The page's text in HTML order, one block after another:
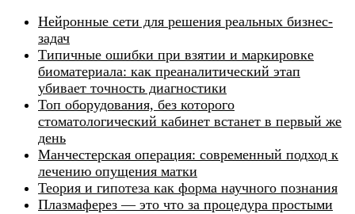
Нейронные сети для решения реальных бизнес-
задач
Типичные ошибки при взятии и маркировке
биоматериала: как преаналитический этап
убивает точность диагностики
Топ оборудования, без которого
стоматологический кабинет встанет в первый же
день
Манчестерская операция: современный подход к
лечению опущения матки
Теория и гипотеза как форма научного познания
Плазмаферез — это что за процедура простыми